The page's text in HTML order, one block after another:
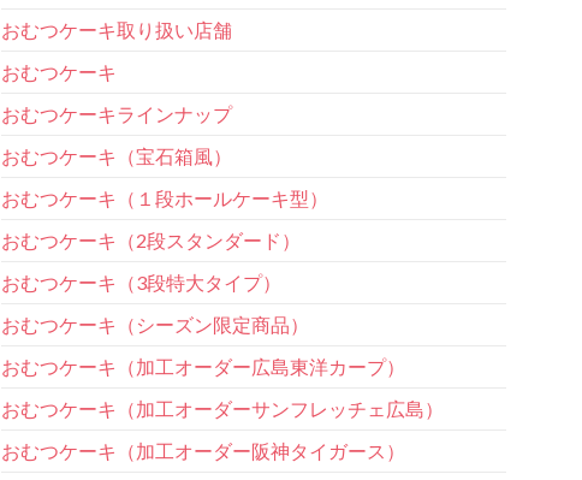
おむつケーキ取り扱い店舗
おむつケーキ
おむつケーキラインナップ
おむつケーキ（宝石箱風）
おむつケーキ（１段ホールケーキ型）
おむつケーキ（2段スタンダード）
おむつケーキ（3段特大タイプ）
おむつケーキ（シーズン限定商品）
おむつケーキ（加工オーダー広島東洋カープ）
おむつケーキ（加工オーダーサンフレッチェ広島）
おむつケーキ（加工オーダー阪神タイガース）